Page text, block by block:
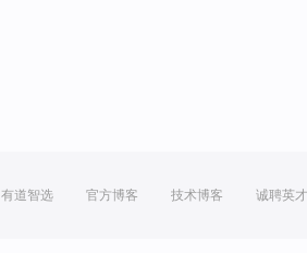
有道智选 官方博客 技术博客 诚聘英才